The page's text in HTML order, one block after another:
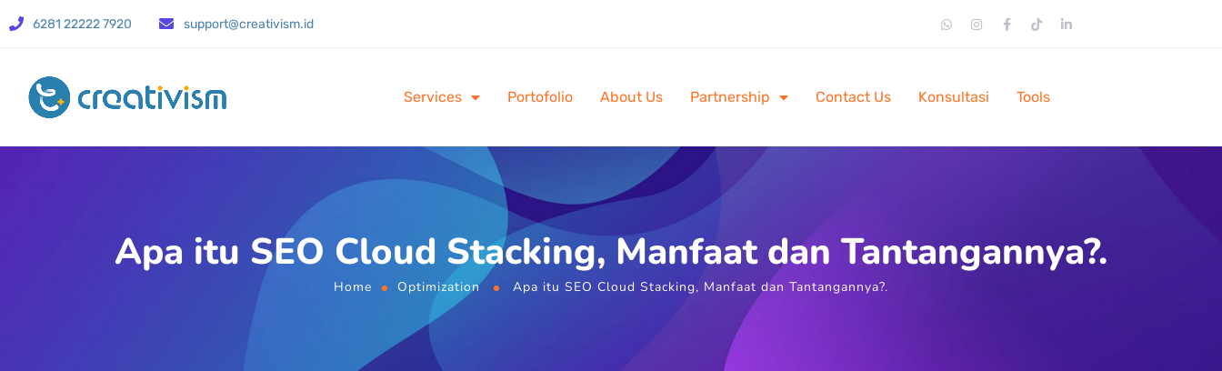
6281 22222 7920 support@creativism.id
Services Portofolio About Us Partnership Contact Us Konsultasi Tools
Apa itu SEO Cloud Stacking, Manfaat dan Tantangannya?.
Home Optimization Apa itu SEO Cloud Stacking, Manfaat dan Tantangannya?.